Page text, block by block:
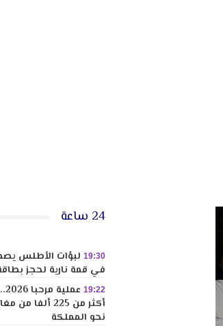
24 ساعة
19:30 لبؤات الأطلس
في قمة نارية لحجز
19:22
أكثر من 225
نحو المملكة